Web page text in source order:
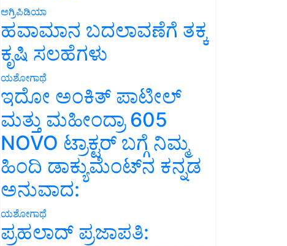
ಅಗ್ರಿಪಿಡಿಯಾ
ಹವಾಮಾನ ಬದಲಾವಣೆಗೆ ತಕ್ಕ
ಕೃಷಿ ಸಲಹೆಗಳು
ಯಶೋಗಾಥೆ
ಇದೋ ಅಂಕಿತ್ ಪಾಟೀಲ್
ಮತ್ತು ಮಹೀಂದ್ರಾ 605
NOVO ಟ್ರಾಕ್ಟರ್ ಬಗ್ಗೆ ನಿಮ್ಮ
ಹಿಂದಿ ಡಾಕ್ಯುಮೆಂಟ್‌ನ ಕನ್ನಡ
ಅನುವಾದ:
ಯಶೋಗಾಥೆ
ಪ್ರಹಲಾದ್ ಪ್ರಜಾಪತಿ: